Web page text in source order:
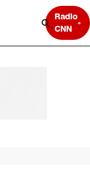
Radio
CNN